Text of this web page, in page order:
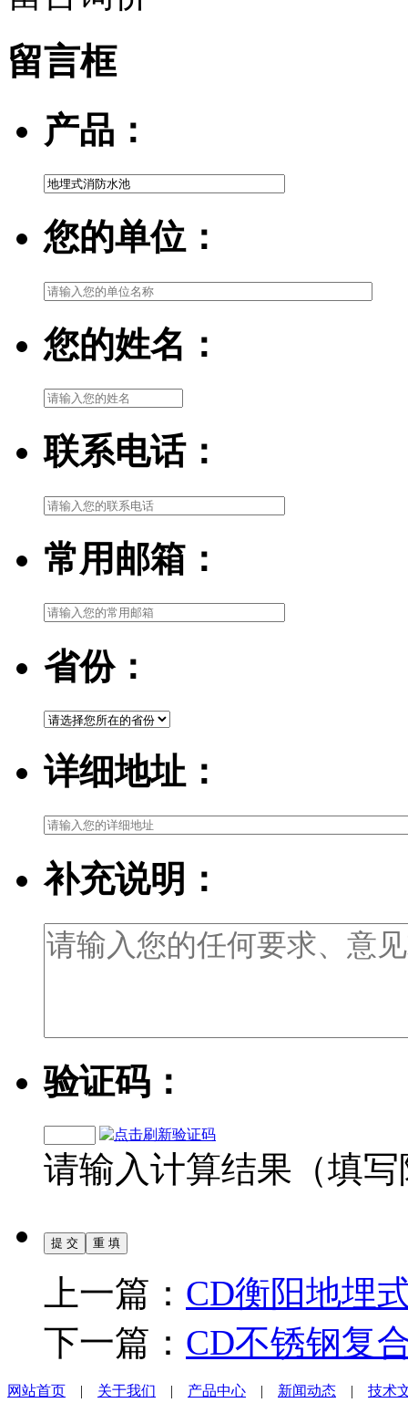
留言框
产品：
您的单位：
您的姓名：
联系电话：
常用邮箱：
省份：
详细地址：
补充说明：
验证码：
请输入计算结果（填
上一篇： CD衡阳地埋
下一篇： CD不锈钢复
网站首页 | 关于我们 | 产品中心 | 新闻动态 | 技术